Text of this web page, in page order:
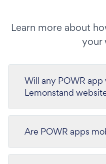
Learn more about
your
Will any POWR
Lemonstand
Are POWR apps